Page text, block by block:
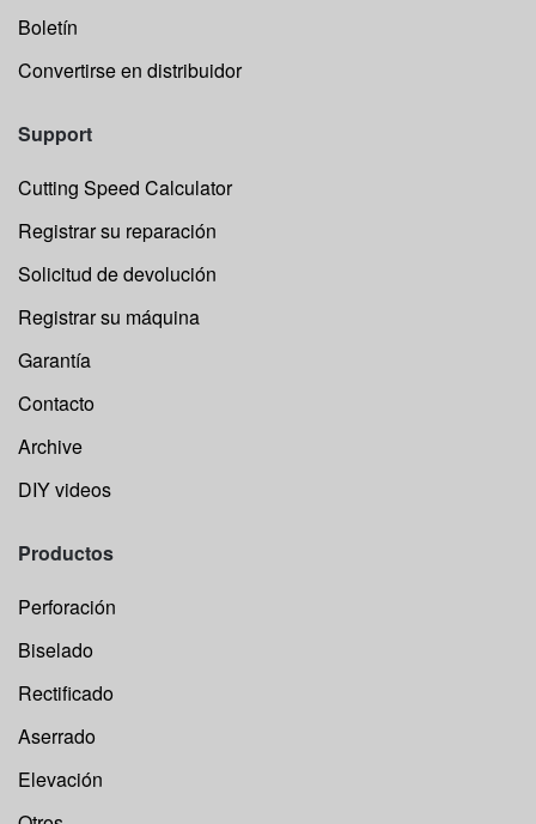
Boletín
Convertirse en distribuidor
Support
Cutting Speed Calculator
Registrar su reparación
Solicitud de devolución
Registrar su máquina
Garantía
Contacto
Archive
DIY videos
Productos
Perforación
Biselado
Rectificado
Aserrado
Elevación